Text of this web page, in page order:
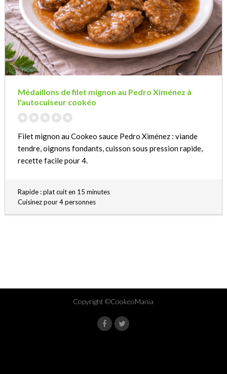
Médaillons de filet mignon au Pedro Ximénez à
l'autocuiseur cookéo
Filet mignon au Cookeo sauce Pedro Ximénez : viande
tendre, oignons fondants, cuisson sous pression rapide,
recette facile pour 4.
Rapide : plat cuit en 15 minutes
Cuisinez pour 4 personnes
Copyright ©CookeoMania